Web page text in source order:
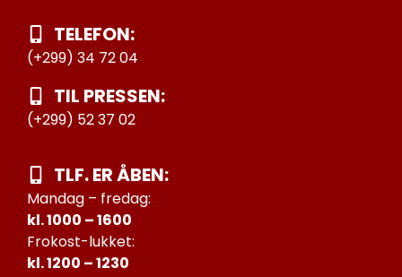
TELEFON:
(+299) 34 72 04
TIL PRESSEN:
(+299) 52 37 02
TLF. ER ÅBEN:
Mandag – fredag:
kl. 1000 – 1600
Frokost-lukket:
kl. 1200 – 1230